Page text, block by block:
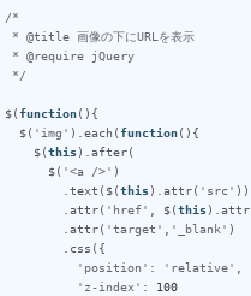
/*
*/
$(function(){
  $(
'img' ). each (function(){
    $(
this). after(
      $(
'<a />' )
text ($(this). attr( 'src' ))
attr( 'href' , $(this). attr
attr( 'target' '_blank' )
css ({
'position' : 'relative'
'z-index' : 100